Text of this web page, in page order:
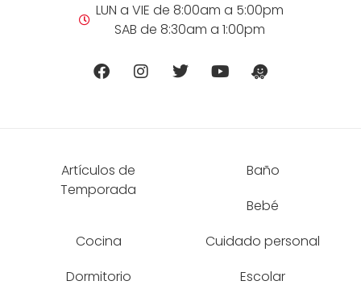
LUN a VIE de 8:00am a 5:00pm
SAB de 8:30am a 1:00pm
Artículos de
Temporada
Baño
Bebé
Cocina
Cuidado personal
Dormitorio
Escolar